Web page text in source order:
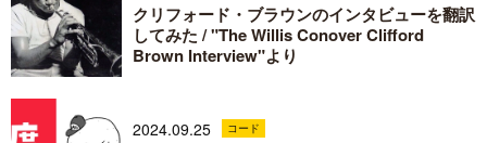
クリフォード・ブラウンのインタビューを翻訳
してみた / "The Willis Conover Clifford
Brown Interview"より
2024.09.25 コード